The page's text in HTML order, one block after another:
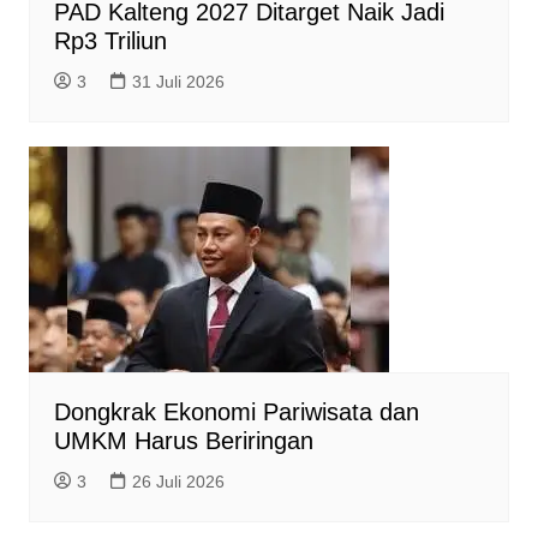
PAD Kalteng 2027 Ditarget Naik Jadi
Rp3 Triliun
3 31 Juli 2026
Dongkrak Ekonomi Pariwisata dan
UMKM Harus Beriringan
3 26 Juli 2026